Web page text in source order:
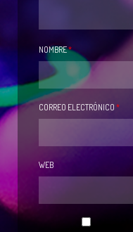
NOMBRE*
CORREO ELECTRÓNICO *
WEB